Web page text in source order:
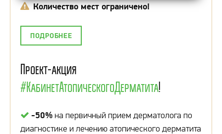
Количество мест ограничено!
ПОДРОБНЕЕ
Проект-акция
#КабинетАтопическогоДерматита!
-50% на первичный прием дерматолога по
диагностике и лечению атопического дерматита